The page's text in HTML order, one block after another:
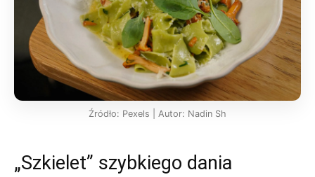
Źródło: Pexels | Autor: Nadin Sh
„Szkielet” szybkiego dania